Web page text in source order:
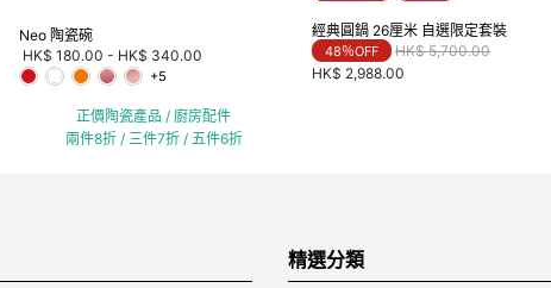
Neo 陶瓷碗
HK$ 180.00 - HK$ 340.00
+5
正價陶瓷產品 / 廚房配件
兩件8折 / 三件7折 / 五件6折
經典圓鍋 26厘米 自選限定套裝
48％OFF Price reduced from
HK$ 5,700.00to
HK$ 2,988.00
精選分類